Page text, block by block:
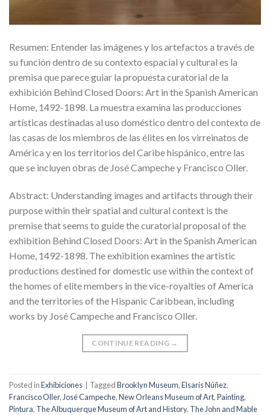
Resumen: Entender las imágenes y los artefactos a través de
su función dentro de su contexto espacial y cultural es la
premisa que parece guiar la propuesta curatorial de la
exhibición Behind Closed Doors: Art in the Spanish American
Home, 1492-1898. La muestra examina las producciones
artísticas destinadas al uso doméstico dentro del contexto de
las casas de los miembros de las élites en los virreinatos de
América y en los territorios del Caribe hispánico, entre las
que se incluyen obras de José Campeche y Francisco Oller.
Abstract: Understanding images and artifacts through their
purpose within their spatial and cultural context is the
premise that seems to guide the curatorial proposal of the
exhibition Behind Closed Doors: Art in the Spanish American
Home, 1492-1898. The exhibition examines the artistic
productions destined for domestic use within the context of
the homes of elite members in the vice-royalties of America
and the territories of the Hispanic Caribbean, including
works by José Campeche and Francisco Oller.
CONTINUE READING →
Posted inExhibiciones | TaggedBrooklyn Museum,Elsaris Núñez,
Francisco Oller, José Campeche,New Orleans Museum of Art,Painting,
Pintura, The Albuquerque Museum of Art and History, The John and Mable